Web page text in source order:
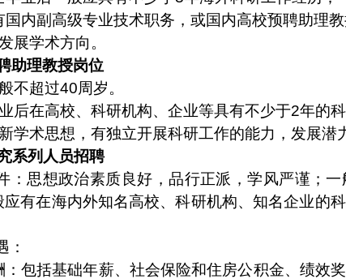
国内副高级专业技术职务，或国内高校预聘助理教
展学术方向。
助理教授岗位
不超过40周岁。
后在高校、科研机构、企业等具有不少于2年的科
学术思想，有独立开展科研工作的能力，发展潜
系列人员招聘
：思想政治素质良好，品行正派，学风严谨；
应有在海内外知名高校、科研机构、知名企业的
：
：包括基础年薪、社会保险和住房公积金、绩效